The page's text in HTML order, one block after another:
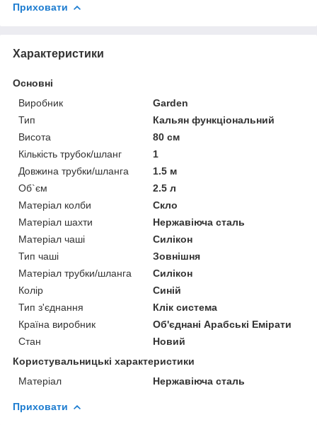
Приховати
Характеристики
Основні
Виробник
Garden
Тип
Кальян функціональний
Висота
80 см
Кількість трубок/шланг
1
Довжина трубки/шланга
1.5 м
Об`єм
2.5 л
Матеріал колби
Скло
Матеріал шахти
Нержавіюча сталь
Матеріал чаші
Силікон
Тип чаші
Зовнішня
Матеріал трубки/шланга
Силікон
Колір
Синій
Тип з'єднання
Клік система
Країна виробник
Об'єднані Арабські Емірати
Стан
Новий
Користувальницькі характеристики
Матеріал
Нержавіюча сталь
Приховати